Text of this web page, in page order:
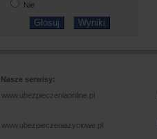
Nie
Nasze serwisy:
www.ubezpieczeniaonline.pl
www.ubezpieczeniazyciowe.pl